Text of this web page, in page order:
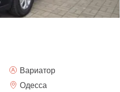
Вариатор
Одесса